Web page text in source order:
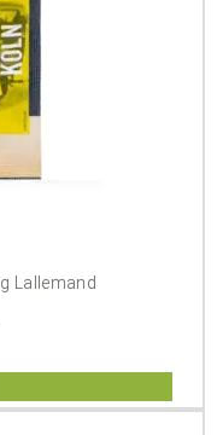
Lallemand